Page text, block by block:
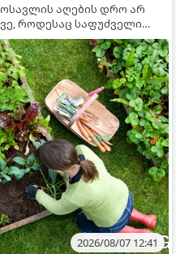
აღების დრო არ
როდესაც საფუძველი
და ბაღი მზადდება
იმისათვის, რომ
ხოლო მცენარეებმა
ბოლომდე 5
უნდა მოასწროთ:
2026/08/07 12:41